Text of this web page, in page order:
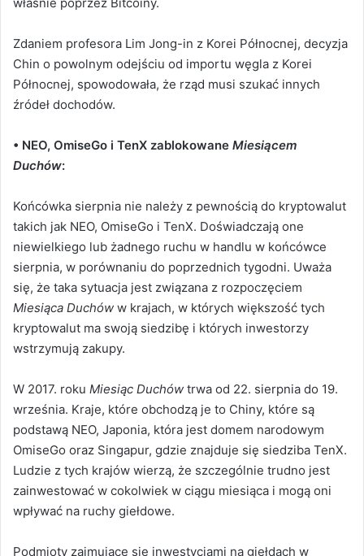
właśnie poprzez Bitcoiny.
Zdaniem profesora Lim Jong-in z Korei Północnej, decyzja
Chin o powolnym odejściu od importu węgla z Korei
Północnej, spowodowała, że rząd musi szukać innych
źródeł dochodów.
• NEO, OmiseGo i TenX zablokowane Miesiącem
Duchów:
Końcówka sierpnia nie należy z pewnością do kryptowalut
takich jak NEO, OmiseGo i TenX. Doświadczają one
niewielkiego lub żadnego ruchu w handlu w końcówce
sierpnia, w porównaniu do poprzednich tygodni. Uważa
się, że taka sytuacja jest związana z rozpoczęciem
Miesiąca Duchów w krajach, w których większość tych
kryptowalut ma swoją siedzibę i których inwestorzy
wstrzymują zakupy.
W 2017. roku Miesiąc Duchów trwa od 22. sierpnia do 19.
września. Kraje, które obchodzą je to Chiny, które są
podstawą NEO, Japonia, która jest domem narodowym
OmiseGo oraz Singapur, gdzie znajduje się siedziba TenX.
Ludzie z tych krajów wierzą, że szczególnie trudno jest
zainwestować w cokolwiek w ciągu miesiąca i mogą oni
wpływać na ruchy giełdowe.
Podmioty zajmujące się inwestycjami na giełdach w